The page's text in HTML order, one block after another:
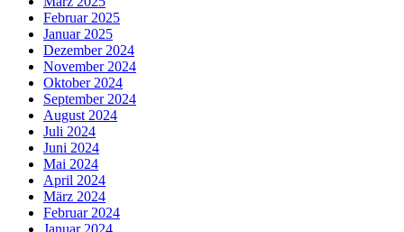
Februar 2025
Januar 2025
Dezember 2024
November 2024
Oktober 2024
September 2024
August 2024
Juli 2024
Juni 2024
Mai 2024
April 2024
März 2024
Februar 2024
Januar 2024